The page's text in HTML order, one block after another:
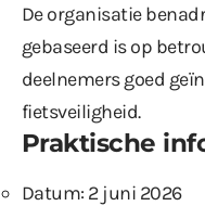
De organisatie
gebaseerd is op
deelnemers goed
fietsveiligheid.
Praktische
Datum: 2 juni 2026